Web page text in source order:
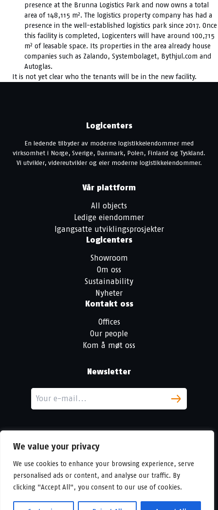
We value your privacy
We use cookies to enhance your browsing experience, serve
personalised ads or content, and analyse our traffic. By
clicking "Accept All", you consent to our use of cookies.
presence at the Brunna Logistics Park and now owns a total
area of 148,115 m². The logistics property company has had a
presence in the well-established logistics park since 2017. Once
this facility is completed, Logicenters will have around 100,715
m² of leasable space. Its properties in the area already house
companies such as Zalando, Systembolaget, Bythjul.com and
Autoglas.
It is not yet clear who the tenants will be in the new facility.
Logicenters
En ledende tilbyder av moderne logistikkeiendommer med
virksomhet i Norge, Sverige, Danmark, Polen, Finland og Tyskland.
Vi utvikler, videreutvikler og eier moderne logistikkeiendommer.
Vår plattform
All objects
Ledige eiendommer
Igangsatte utviklingsprosjekter
Logicenters
Showroom
Om oss
Sustainability
Nyheter
Kontakt oss
Offices
Our people
Kom å møt oss
Newsletter
LinkedIn
Vilkår for informasjonskapsler og personvern.